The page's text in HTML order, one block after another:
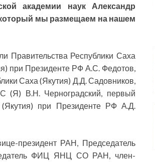
академии наук Александр
мы размещаем на нашем
Правительства Республики Саха
при Президенте РФ А.С. Федотов,
Саха (Якутия) Д.Д. Садовников,
(Я) В.Н. Черноградский, первый
(Якутия) при Президенте РФ А.Д.
президент РАН, Председатель
ФИЦ ЯНЦ СО РАН, член-